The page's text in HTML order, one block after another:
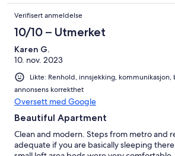
condo. There was construction going on at
little difficult. I imagine that has cleared up
our stay and can recommend it.
Verifisert anmeldelse
10/10 – Utmerket
Karen G.
10. nov. 2023
Likte: Renhold, innsjekking,
annonsens korrekthet
Oversett med Google
Beautiful Apartment
Clean and modern. Steps from metro and
adequate if you are basically sleeping